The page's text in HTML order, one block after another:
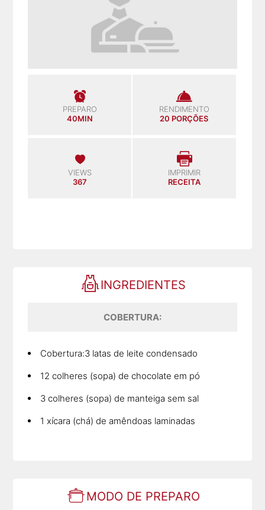
PREPARO
40MIN
RENDIMENTO
20 PORÇÕES
VIEWS
367
IMPRIMIR
RECEITA
INGREDIENTES
COBERTURA:
Cobertura:3 latas de leite condensado
12 colheres (sopa) de chocolate em pó
3 colheres (sopa) de manteiga sem sal
1 xícara (chá) de amêndoas laminadas
MODO DE PREPARO